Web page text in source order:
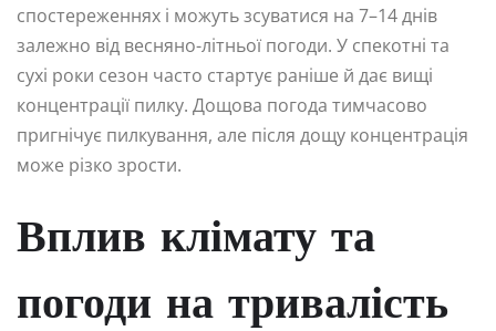
спостереженнях і можуть зсуватися на 7–14 днів
залежно від весняно-літньої погоди. У спекотні та
сухі роки сезон часто стартує раніше й дає вищі
концентрації пилку. Дощова погода тимчасово
пригнічує пилкування, але після дощу концентрація
може різко зрости.
Вплив клімату та
погоди на тривалість